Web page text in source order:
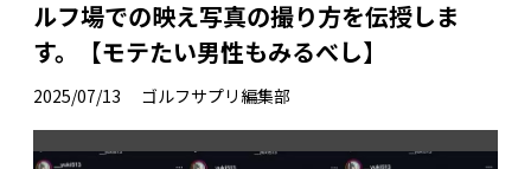
ルフ場での映え写真の撮り方を伝授しま
す。【モテたい男性もみるべし】
2025/07/13 ゴルフサプリ編集部